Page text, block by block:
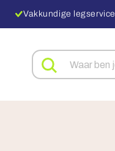
Vakkundige legservice
Zoeken
naar